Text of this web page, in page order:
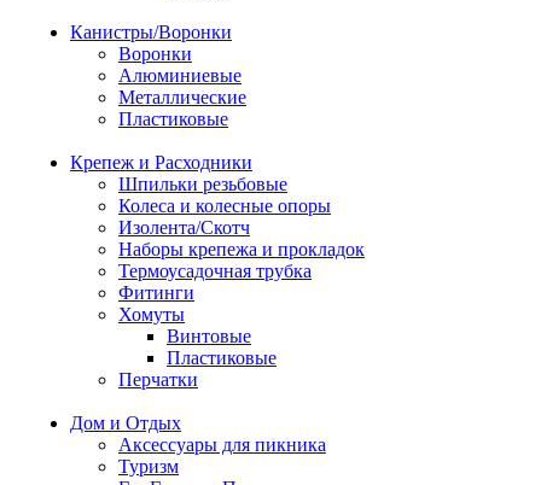
Канистры/Воронки
Воронки
Алюминиевые
Металлические
Пластиковые
Крепеж и Расходники
Шпильки резьбовые
Колеса и колесные опоры
Изолента/Скотч
Наборы крепежа и прокладок
Термоусадочная трубка
Фитинги
Хомуты
Винтовые
Пластиковые
Перчатки
Дом и Отдых
Аксессуары для пикника
Туризм